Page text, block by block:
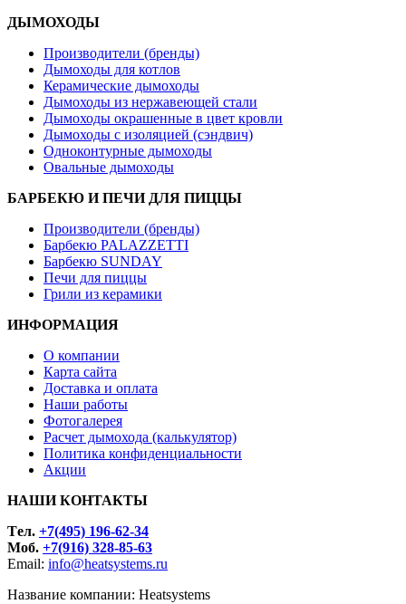
ДЫМОХОДЫ
Производители (бренды)
Дымоходы для котлов
Керамические дымоходы
Дымоходы из нержавеющей стали
Дымоходы окрашенные в цвет кровли
Дымоходы с изоляцией (сэндвич)
Одноконтурные дымоходы
Овальные дымоходы
БАРБЕКЮ И ПЕЧИ ДЛЯ ПИЦЦЫ
Производители (бренды)
Барбекю PALAZZETTI
Барбекю SUNDAY
Печи для пиццы
Грили из керамики
ИНФОРМАЦИЯ
О компании
Карта сайта
Доставка и оплата
Наши работы
Фотогалерея
Расчет дымохода (калькулятор)
Политика конфиденциальности
Акции
НАШИ КОНТАКТЫ
Tел. +7(495) 196-62-34
Моб. +7(916) 328-85-63
Email: info@heatsystems.ru
Название компании: Heatsystems